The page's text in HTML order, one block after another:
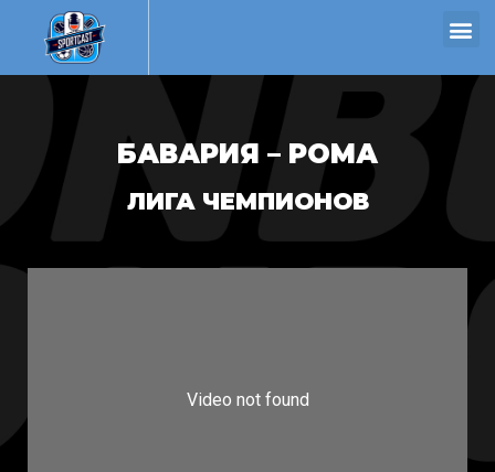
БАВАРИЯ – РОМА
ЛИГА ЧЕМПИОНОВ